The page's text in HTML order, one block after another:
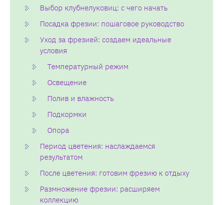
Выбор клубнелуковиц: с чего начать
Посадка фрезии: пошаговое руководство
Уход за фрезией: создаем идеальные
условия
Температурный режим
Освещение
Полив и влажность
Подкормки
Опора
Период цветения: наслаждаемся
результатом
После цветения: готовим фрезию к отдыху
Размножение фрезии: расширяем
коллекцию